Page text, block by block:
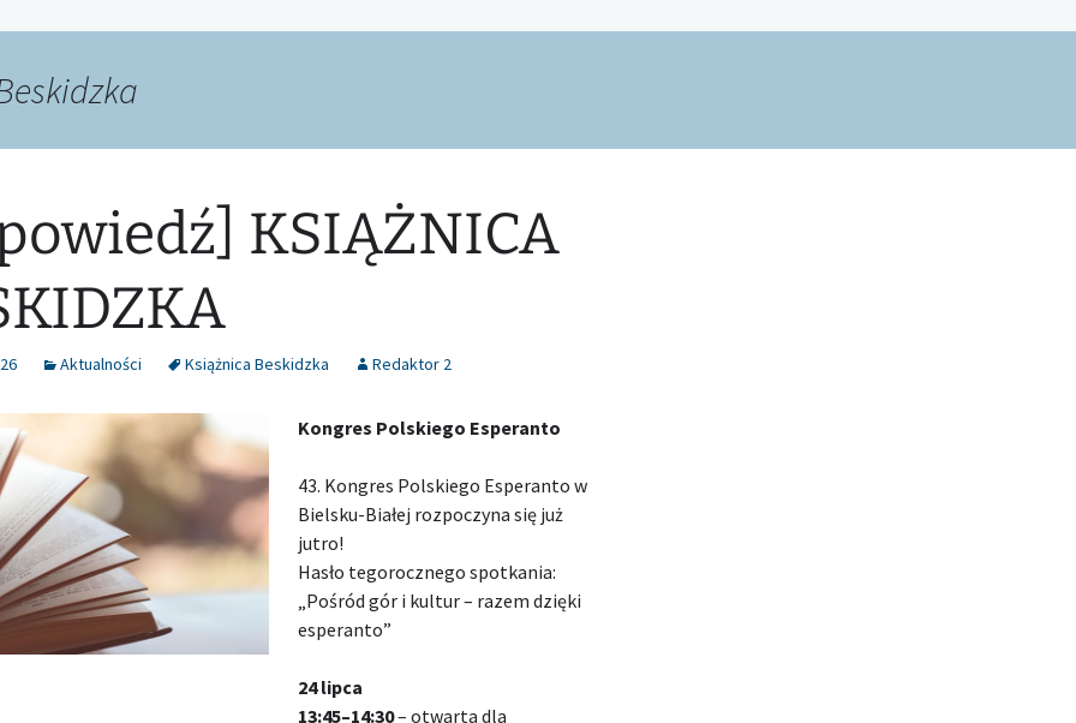
KSIĄŻNICA
Aktualności Książnica Beskidzka Redaktor 2
Kongres Polskiego Esperanto
43. Kongres Polskiego Esperanto w
Bielsku-Białej rozpoczyna się już
jutro!
Hasło tegorocznego spotkania:
„Pośród gór i kultur – razem dzięki
esperanto”
24 lipca
13:45–14:30– otwarta dla